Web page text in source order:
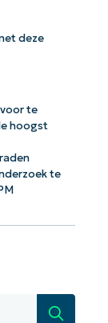
deze
te
hoogst
te
Zoeken